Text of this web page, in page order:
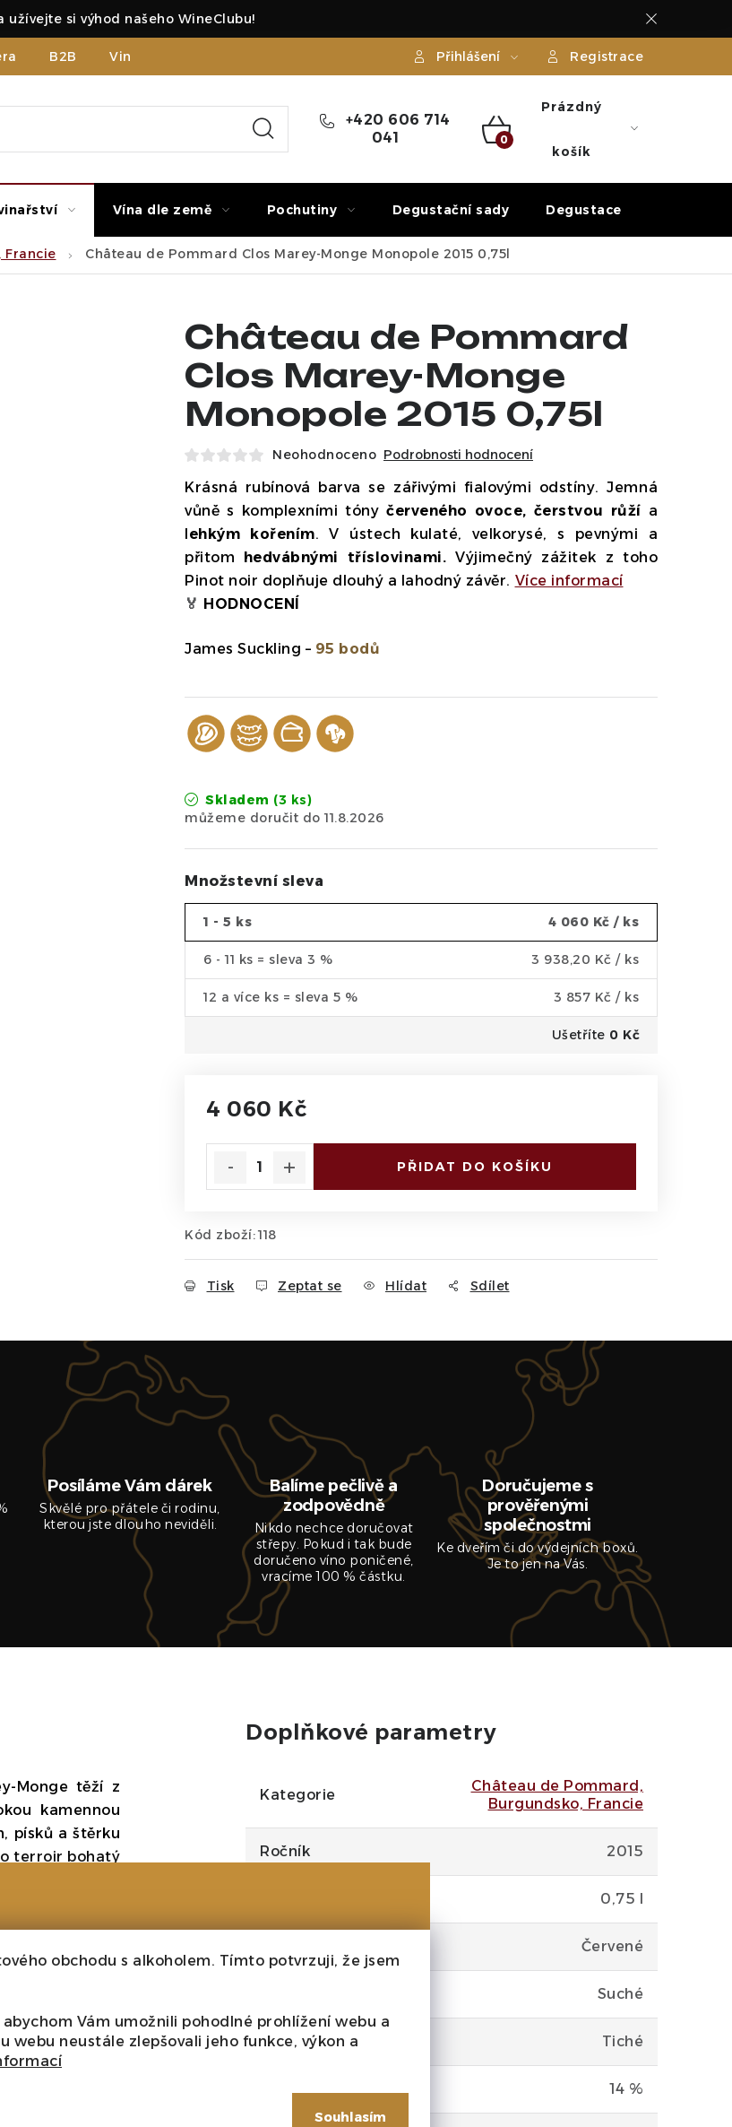
obchodu s alkoholem. Tímto potvrzuji, že jsem
Vám umožnili pohodlné prohlížení webu a
webu neustále zlepšovali jeho funkce, výkon a
Souhlasím
si výhod našeho WineClubu!
B2B Vinné zážitky Přihlášení Registrace
+420 606 714
041
NÁKUPNÍ
Prázdný
košík
Vína dle země Pochutiny Degustační sady Degustace
Francie Château de Pommard Clos Marey-Monge Monopole 2015 0,75l
Château de Pommard
Clos Marey-Monge
Monopole 2015 0,75l
Neohodnoceno Podrobnosti hodnocení
Krásná rubínová barva se zářivými fialovými odstíny. Jemná
vůně s komplexními tóny červeného ovoce, čerstvou růží a
lehkým kořením. V ústech kulaté, velkorysé, s pevnými a
přitom hedvábnými tříslovinami. Výjimečný zážitek z toho
Pinot noir doplňuje dlouhý a lahodný závěr. Více informací
🏅 HODNOCENÍ
James Suckling – 95 bodů
Skladem (3 ks)
11.8.2026
Množstevní sleva
1 - 5 ks 4 060 Kč / ks
6 - 11 ks = sleva 3 % 3 938,20 Kč / ks
12 a více ks = sleva 5 % 3 857 Kč / ks
Ušetříte 0 Kč
4 060 Kč
PŘIDAT DO KOŠÍKU
Kód zboží:118
Tisk Zeptat se Hlídat Sdílet
Posíláme Vám dárek
Skvělé pro přátele či rodinu,
kterou jste dlouho neviděli.
Balíme pečlivě a
zodpovědně
Nikdo nechce doručovat
střepy. Pokud i tak bude
doručeno víno poničené,
vracíme 100 % částku.
Doručujeme s
prověřenými
společnostmi
Ke dveřím či do výdejních boxů.
Je to jen na Vás.
Monge těží z
kamennou
písků a štěrku
terroir bohatý
elegantní a
tříděné na
do
několik týdnů
Následně 22
měsíců (40 %
Doplňkové parametry
Kategorie
Château de Pommard,
Burgundsko, Francie
Ročník 2015
0,75 l
Červené
Suché
Typ Tiché
Alkohol 14 %